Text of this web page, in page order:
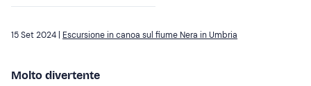
15 Set 2024 | Escursione in canoa sul fiume Nera in Umbria
Molto divertente